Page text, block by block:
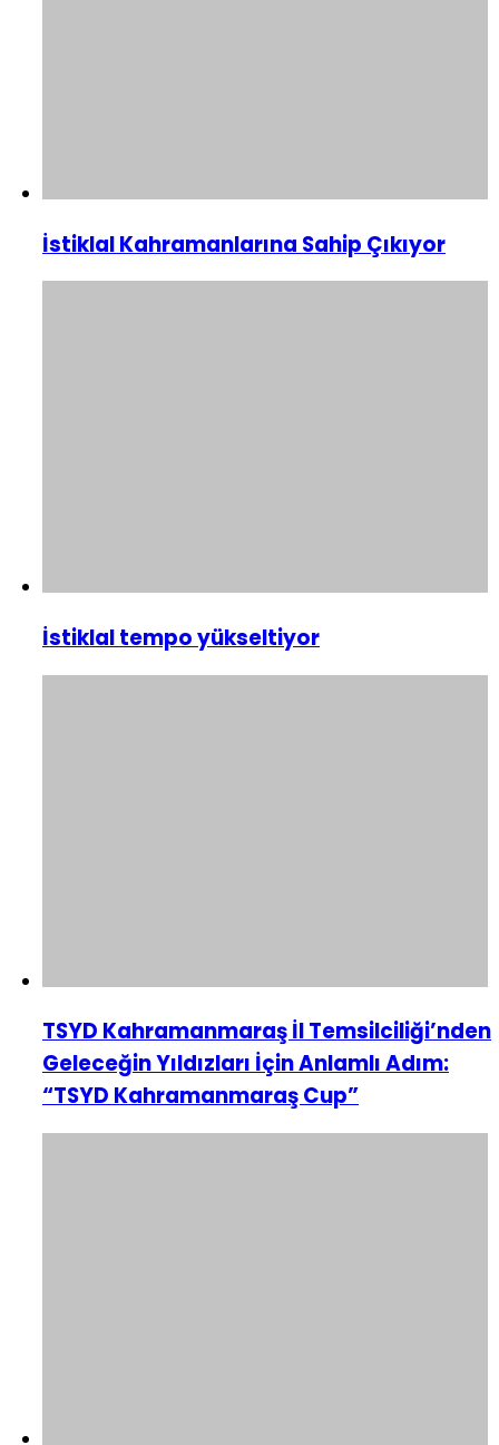
İstiklal Kahramanlarına Sahip Çıkıyor
İstiklal tempo yükseltiyor
TSYD Kahramanmaraş İl Temsilciliği’nden
Geleceğin Yıldızları İçin Anlamlı Adım:
“TSYD Kahramanmaraş Cup”